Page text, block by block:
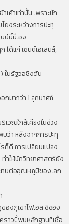
ค้าเท่านั้น เพราะนัก
ยงระหว่างการปะทุ
ปีนี้นี่เอง
ด้แก่ เซนต์เฮเลนส์,
ในรัฐวอชิงตัน
กมากว่า 1 ลูกบาศก์
เวณใกล้เคียงในช่วง
ว่า หลังจากการปะทุ
ก็ดี การเปลี่ยนแปลง
ำให้นักวิทยาศาสตร์ยัง
ทบต่ออุณหภูมิของโลก
องภูเขาไฟเอล ชิชอง
ราวนี้พบหลักฐานที่เชื่อ